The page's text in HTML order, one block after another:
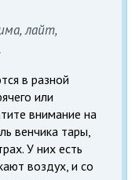
лайт,
в разной
или
внимание на
венчика тары,
У них есть
воздух, и со